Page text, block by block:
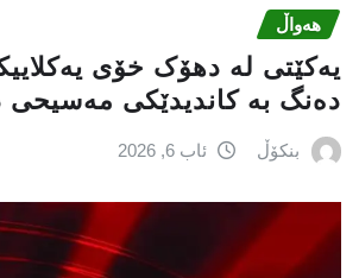
هەواڵ
یەکێتی لە دهۆک خۆی
دەنگ بە کاندیدێکی مەسیحی
بنکۆڵ ئاب 6, 2026